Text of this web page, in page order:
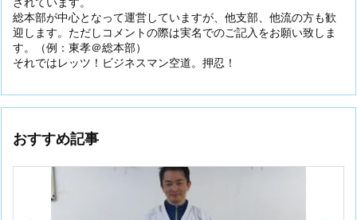
総本部が中心となって運営していますが、他支部、他流の方も歓
迎します。ただしコメントの際は実名でのご記入をお願い致しま
す。（例：東孝＠総本部）
それではレッツ！ビジネスマン空道。押忍！
おすすめ記事